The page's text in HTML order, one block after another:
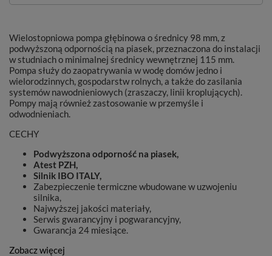
Wielostopniowa pompa głębinowa o średnicy 98 mm, z
podwyższoną odpornością na piasek, przeznaczona do instalacji
w studniach o minimalnej średnicy wewnętrznej 115 mm.
Pompa służy do zaopatrywania w wodę domów jedno i
wielorodzinnych, gospodarstw rolnych, a także do zasilania
systemów nawodnieniowych (zraszaczy, linii kroplujących).
Pompy mają również zastosowanie w przemyśle i
odwodnieniach.
CECHY
Podwyższona odporność na piasek,
Atest PZH,
Silnik IBO ITALY,
Zabezpieczenie termiczne wbudowane w uzwojeniu
silnika,
Najwyższej jakości materiały,
Serwis gwarancyjny i pogwarancyjny,
Gwarancja 24 miesiące.
Zobacz więcej